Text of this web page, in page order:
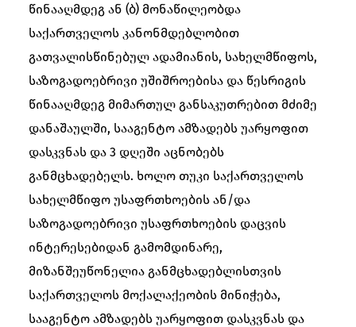
წინააღმდეგ ან (ბ) მონაწილეობდა
საქართველოს კანონმდებლობით
გათვალისწინებულ ადამიანის, სახელმწიფოს,
საზოგადოებრივი უშიშროებისა და წესრიგის
წინააღმდეგ მიმართულ განსაკუთრებით მძიმე
დანაშაულში, სააგენტო ამზადებს უარყოფით
დასკვნას და 3 დღეში აცნობებს
განმცხადებელს. ხოლო თუკი საქართველოს
სახელმწიფო უსაფრთხოების ან/და
საზოგადოებრივი უსაფრთხოების დაცვის
ინტერესებიდან გამომდინარე,
მიზანშეუწონელია განმცხადებლისთვის
საქართველოს მოქალაქეობის მინიჭება,
სააგენტო ამზადებს უარყოფით დასკვნას და